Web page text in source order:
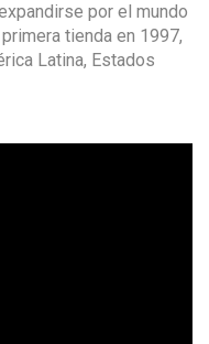
por el mundo
tienda en 1997,
Latina, Estados